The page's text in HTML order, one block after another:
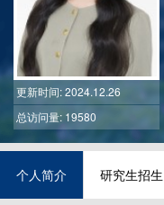
更新时间: 2024.12.26
总访问量: 19580
个人简介 研究生招生